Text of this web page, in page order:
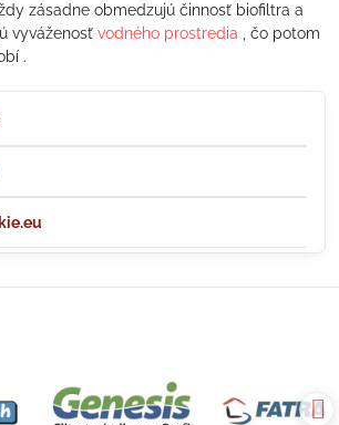
zásadne obmedzujú činnosť biofiltra a
vyváženosť vodného prostredia , čo potom
.